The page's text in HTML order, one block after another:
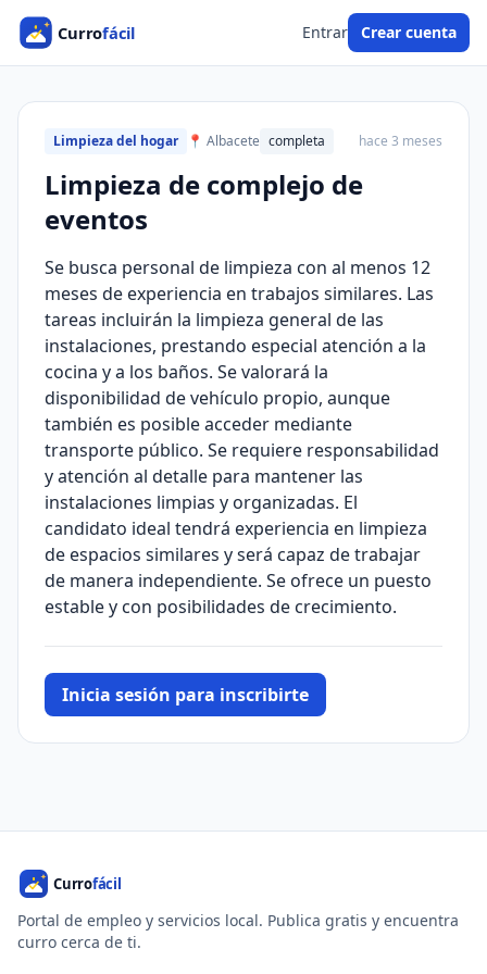
Entrar Crear cuenta
Limpieza del hogar 📍 Albacete completa hace 3 meses
Limpieza de complejo de
eventos
Se busca personal de limpieza con al menos 12
meses de experiencia en trabajos similares. Las
tareas incluirán la limpieza general de las
instalaciones, prestando especial atención a la
cocina y a los baños. Se valorará la
disponibilidad de vehículo propio, aunque
también es posible acceder mediante
transporte público. Se requiere responsabilidad
y atención al detalle para mantener las
instalaciones limpias y organizadas. El
candidato ideal tendrá experiencia en limpieza
de espacios similares y será capaz de trabajar
de manera independiente. Se ofrece un puesto
estable y con posibilidades de crecimiento.
Inicia sesión para inscribirte
Portal de empleo y servicios local. Publica gratis y encuentra
curro cerca de ti.